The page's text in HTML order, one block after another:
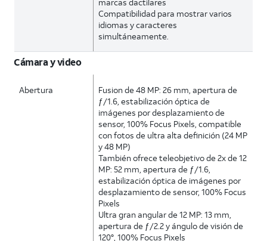
Compatibilidad para mostrar varios
idiomas y caracteres
simultáneamente.
Cámara y video
Abertura
Fusion de 48 MP: 26 mm, apertura de
ƒ/1.6, estabilización óptica de
imágenes por desplazamiento de
sensor, 100% Focus Pixels, compatible
con fotos de ultra alta definición (24 MP
y 48 MP)
También ofrece teleobjetivo de 2x de 12
MP: 52 mm, apertura de ƒ/1.6,
estabilización óptica de imágenes por
desplazamiento de sensor, 100% Focus
Pixels
Ultra gran angular de 12 MP: 13 mm,
apertura de ƒ/2.2 y ángulo de visión de
120°, 100% Focus Pixels